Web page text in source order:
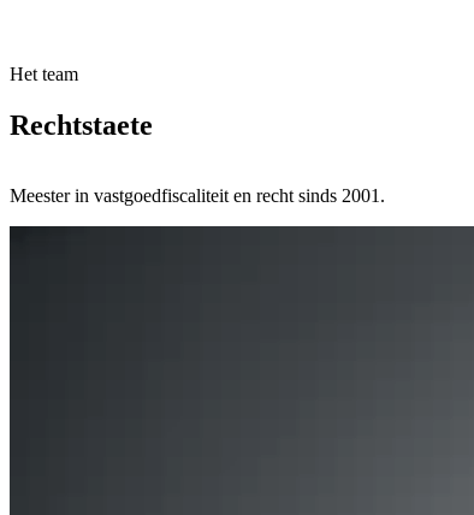
Het team
Rechtstaete
Meester in vastgoedfiscaliteit en recht sinds 2001.